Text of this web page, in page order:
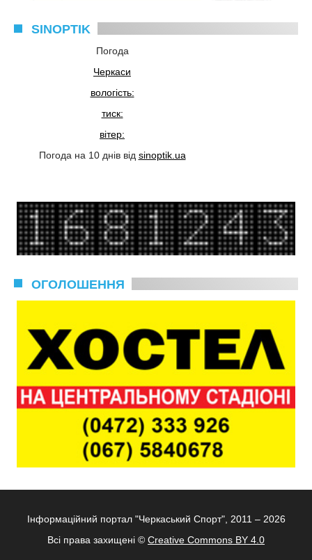
SINOPTIK
Погода
Черкаси
вологість:
тиск:
вітер:
Погода на 10 днів від sinoptik.ua
ОГОЛОШЕННЯ
Інформаційний портал "Черкаський Спорт", 2011 – 2026
Всі права захищені © Creative Commons BY 4.0